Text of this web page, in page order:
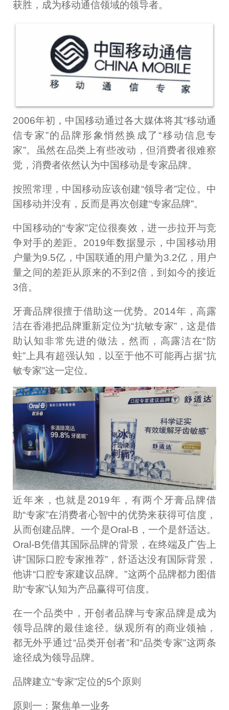
获胜，成为移动通信领域的领导者。
2006年初，中国移动通过各大媒体将其“移动通
信专家”的品牌形象悄然换成了“移动信息专
家”。虽然在品类上有些改动，但消费者很难察
觉，消费者依然认为中国移动是专家品牌。
按照常理，中国移动应该创建“领导者”定位。中
国移动并没有，反而是再次创建“专家品牌”。
中国移动的“专家”定位很奏效，进一步拉开与竞
争对手的差距。2019年数据显示，中国移动用
户量为9.5亿，中国联通的用户量为3.2亿，用户
量之间的差距从原来的不到2倍，到如今的接近
3倍。
牙膏品牌很擅于借助这一优势。2014年，高露
洁在香港把品牌重新定位为“抗敏专家”，这是借
助认知非常先进的做法，然而，高露洁在“防
蛀”上具有超强认知，以至于他不可能再占据“抗
敏专家”这一定位。
近年来，也就是2019年，有两个牙膏品牌借
助“专家”在消费者心智中的优势来获得可信度，
从而创建品牌。一个是Oral-B，一个是舒适达。
Oral-B凭借其国际品牌的背景，在终端及广告上
讲“国际口腔专家推荐”，舒适达没有国际背景，
他讲“口腔专家建议品牌。”这两个品牌都力图借
助“专家”认知为产品赢得可信度。
在一个品类中，开创者品牌与专家品牌是成为
领导品牌的最佳途径。纵观所有的商业领袖，
都无外乎通过“品类开创者”和“品类专家”这两条
途径成为领导品牌。
品牌建立“专家”定位的5个原则
原则一：聚焦单一业务